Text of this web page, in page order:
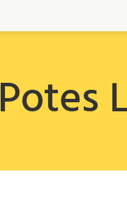
Potes